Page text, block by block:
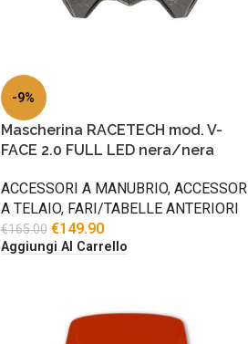
-9%
Mascherina RACETECH mod. V-
FACE 2.0 FULL LED nera/nera
ACCESSORI A MANUBRIO, ACCESSORI
A TELAIO, FARI/TABELLE ANTERIORI
€165.00 €149.90
Aggiungi Al Carrello